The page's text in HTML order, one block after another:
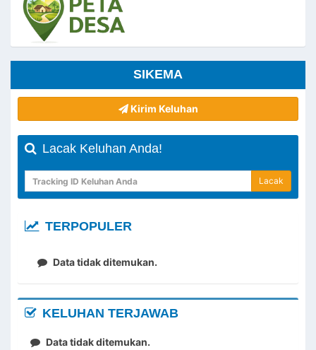
SIKEMA
Kirim Keluhan
Lacak Keluhan Anda!
Lacak
TERPOPULER
Data tidak ditemukan.
KELUHAN TERJAWAB
Data tidak ditemukan.